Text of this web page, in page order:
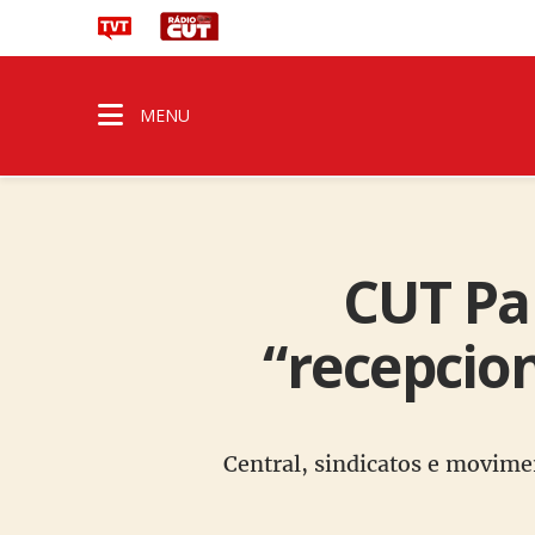
MENU
CUT
Central, sindicatos e